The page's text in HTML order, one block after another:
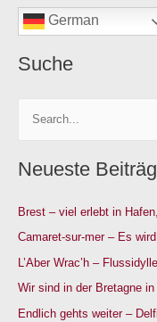
German
Suche
c
e
n
n
Neueste
Brest – viel erlebt in
Camaret-sur-mer – Es
L’Aber Wrac’h – Flussidylle
Wir sind in der Bretagne
Endlich gehts weiter –
e